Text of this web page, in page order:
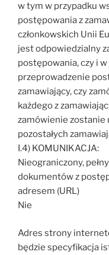
w tym w przypadku
postępowania z
członkowskich Unii
jest odpowiedzialny
postępowania, czy i
przeprowadzenie
zamawiający, czy
każdego z
zamówienie zostanie
pozostałych
I.4) KOMUNIKACJA:
Nieograniczony,
dokumentów z
adresem (URL)
Nie
Adres strony
będzie specyfikacja